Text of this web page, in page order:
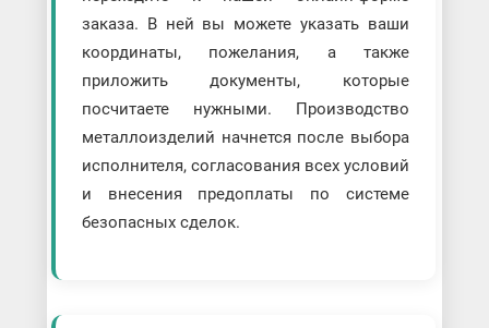
заказа. В ней вы можете указать ваши
координаты, пожелания, а также
приложить документы, которые
посчитаете нужными. Производство
металлоизделий начнется после выбора
исполнителя, согласования всех условий
и внесения предоплаты по системе
безопасных сделок.